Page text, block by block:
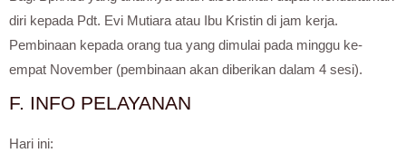
diri kepada Pdt. Evi Mutiara atau Ibu Kristin di jam kerja.
Pembinaan kepada orang tua yang dimulai pada minggu ke-
empat November (pembinaan akan diberikan dalam 4 sesi).
F. INFO PELAYANAN
Hari ini: